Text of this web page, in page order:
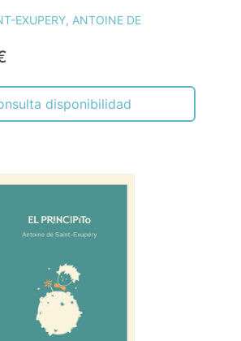
EXUPERY, ANTOINE DE
disponibilidad